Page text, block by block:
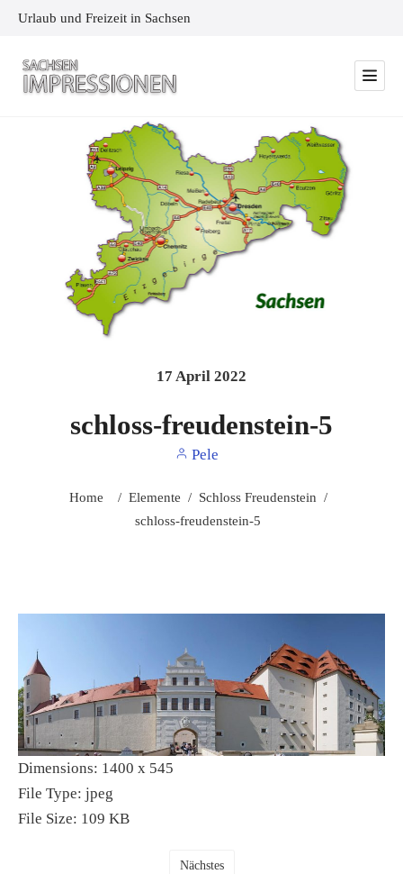
Urlaub und Freizeit in Sachsen
17 April 2022
schloss-freudenstein-5
Pele
Home / Elemente / Schloss Freudenstein /
schloss-freudenstein-5
Dimensions: 1400 x 545
File Type: jpeg
File Size: 109 KB
Nächstes